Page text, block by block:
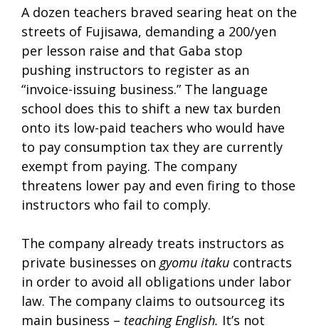
A dozen teachers braved searing heat on the
streets of Fujisawa, demanding a 200/yen
per lesson raise and that Gaba stop
pushing instructors to register as an
“invoice-issuing business.” The language
school does this to shift a new tax burden
onto its low-paid teachers who would have
to pay consumption tax they are currently
exempt from paying. The company
threatens lower pay and even firing to those
instructors who fail to comply.
The company already treats instructors as
private businesses on gyomu itaku contracts
in order to avoid all obligations under labor
law. The company claims to outsourceg its
main business – teaching English. It’s not